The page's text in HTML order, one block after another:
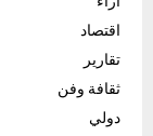
اقتصاد
تقارير
ثقافة وفن
دولي